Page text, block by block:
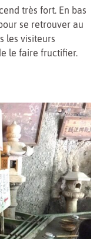
très fort. En bas
se retrouver au
les visiteurs
le faire fructifier.